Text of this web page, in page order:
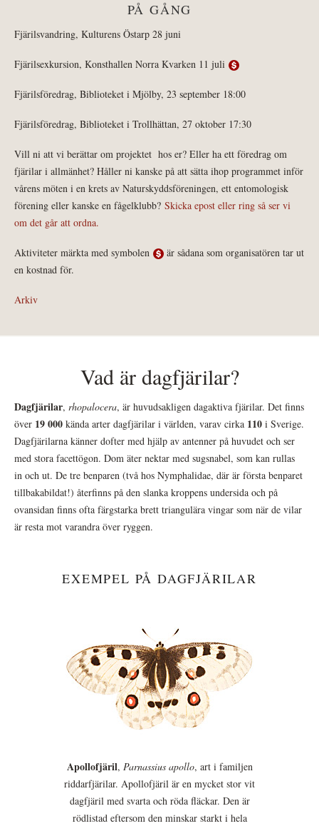
PÅ GÅNG
Fjärilsvandring, Kulturens Östarp 28 juni
Fjärilsexkursion, Konsthallen Norra Kvarken 11 juli
Fjärilsföredrag, Biblioteket i Mjölby, 23 september 18:00
Fjärilsföredrag, Biblioteket i Trollhättan, 27 oktober 17:30
Vill ni att vi berättar om projektet hos er? Eller ha ett föredrag om
fjärilar i allmänhet? Håller ni kanske på att sätta ihop programmet inför
vårens möten i en krets av Naturskyddsföreningen, ett entomologisk
förening eller kanske en fågelklubb? Skicka epost eller ring så ser vi
om det går att ordna.
Aktiviteter märkta med symbolen
är sådana som organisatören tar ut
en kostnad för.
Arkiv
Vad är dagfjärilar?
Dagfjärilar, rhopalocera, är huvudsakligen dagaktiva fjärilar. Det finns
över 19 000 kända arter dagfjärilar i världen, varav cirka 110 i Sverige.
Dagfjärilarna känner dofter med hjälp av antenner på huvudet och ser
med stora facettögon. Dom äter nektar med sugsnabel, som kan rullas
in och ut. De tre benparen (två hos Nymphalidae, där är första benparet
tillbakabildat!) återfinns på den slanka kroppens undersida och på
ovansidan finns ofta färgstarka brett triangulära vingar som när de vilar
är resta mot varandra över ryggen.
EXEMPEL PÅ DAGFJÄRILAR
Apollofjäril, Parnassius apollo, art i familjen
riddarfjärilar. Apollofjäril är en mycket stor vit
dagfjäril med svarta och röda fläckar. Den är
rödlistad eftersom den minskar starkt i hela